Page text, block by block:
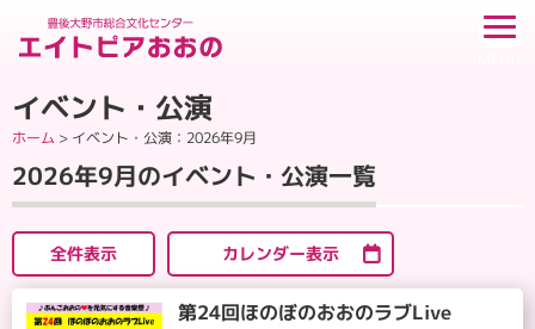
イベント・公演
ホーム > イベント・公演 ：2026年9月
2026年9月のイベント・公演一覧
全件表示 カレンダー表示
第24回ほのぼのおおのラブLive